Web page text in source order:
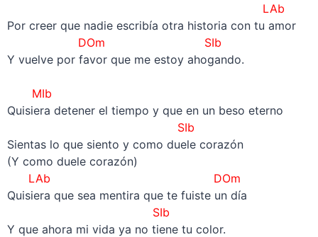
LAb
Por creer que nadie escribía otra historia con tu amor
DOm SIb
Y vuelve por favor que me estoy ahogando.
MIb
Quisiera detener el tiempo y que en un beso eterno
SIb
Sientas lo que siento y como duele corazón
(Y como duele corazón)
LAb
DOm
Quisiera que sea mentira que te fuiste un día
SIb
Y que ahora mi vida ya no tiene tu color.